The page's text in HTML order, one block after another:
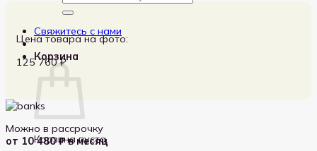
Свяжитесь с нами
Корзина
Корзина пуста.
Цена товара на фото:
125 760₽
Можно в рассрочку
от 10 480 ₽ в месяц